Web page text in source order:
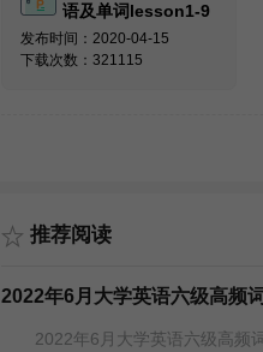
语及单词lesson1-9
发布时间：2020-04-15
下载次数：321115
推荐阅读
2022年6月大学英语六级高频
2022年6月大学英语六级高